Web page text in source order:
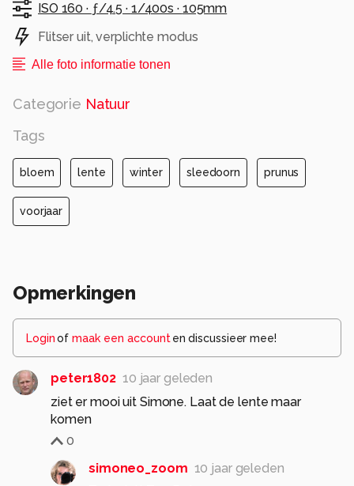
ISO 160 · ƒ/4.5 · 1/400s · 105mm
Flitser uit, verplichte modus
Alle foto informatie tonen
Categorie Natuur
Tags
bloem lente winter sleedoorn prunus
voorjaar
Opmerkingen
Loginof maak een account en discussieer mee!
peter1802 10 jaar geleden
ziet er mooi uit Simone. Laat de lente maar
komen
0
simoneo_zoom 10 jaar geleden